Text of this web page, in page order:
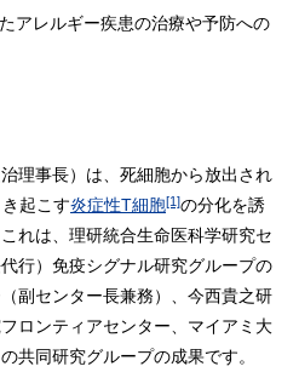
アレルギー疾患の治療や予防への
理事長）は、死細胞から放出され
起こす炎症性T細胞[1]の分化を誘
れは、理研統合生命医科学研究セ
行）免疫シグナル研究グループの
副センター長兼務）、今西貴之研
ロンティアセンター、マイアミ大
共同研究グループの成果です。